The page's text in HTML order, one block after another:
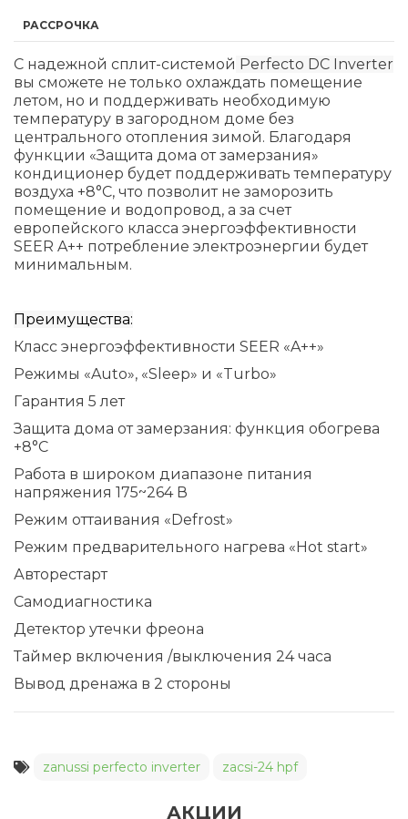
РАССРОЧКА
С надежной сплит-системой Perfecto DC Inverter
вы сможете не только охлаждать помещение
летом, но и поддерживать необходимую
температуру в загородном доме без
центрального отопления зимой. Благодаря
функции «Защита дома от замерзания»
кондиционер будет поддерживать температуру
воздуха +8°С, что позволит не заморозить
помещение и водопровод, а за счет
европейского класса энергоэффективности
SEER A++ потребление электроэнергии будет
минимальным.
Преимущества:
Класс энергоэффективности SEER «A++»
Режимы «Auto», «Sleep» и «Turbo»
Гарантия 5 лет
Защита дома от замерзания: функция обогрева
+8°C
Работа в широком диапазоне питания
напряжения 175~264 В
Режим оттаивания «Defrost»
Режим предварительного нагрева «Hot start»
Авторестарт
Самодиагностика
Детектор утечки фреона
Таймер включения /выключения 24 часа
Вывод дренажа в 2 стороны
zanussi perfecto inverter zacsi-24 hpf
АКЦИИ